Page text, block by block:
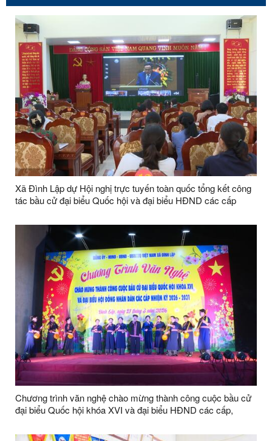
Xã Đình Lập dự Hội nghị trực tuyến toàn quốc tổng kết công
tác bầu cử đại biểu Quốc hội và đại biểu HĐND các cấp
Chương trình văn nghệ chào mừng thành công cuộc bầu cử
đại biểu Quốc hội khóa XVI và đại biểu HĐND các cấp,